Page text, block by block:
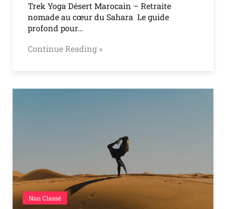
Trek Yoga Désert Marocain – Retraite
nomade au cœur du Sahara Le guide
profond pour…
Continue Reading »
Non Classé